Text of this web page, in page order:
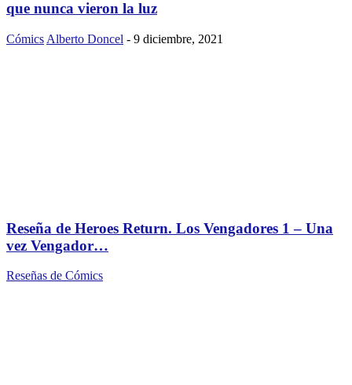
que nunca vieron la luz
Cómics Alberto Doncel - 9 diciembre, 2021
Reseña de Heroes Return. Los Vengadores 1 – Una
vez Vengador…
Reseñas de Cómics